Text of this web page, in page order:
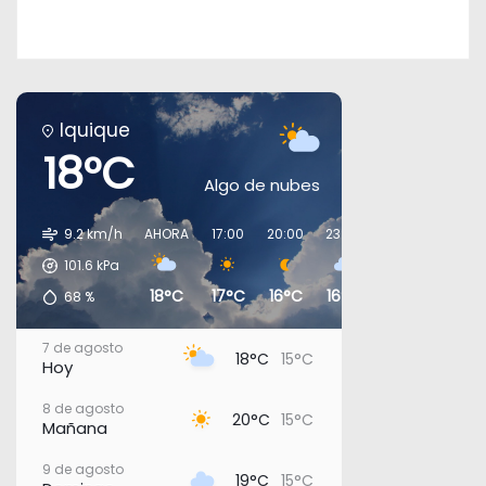
Iquique
18°C Algo de nubes
9.2 km/h
101.6 kPa
68 %
AHORA
18°C
17:00
17°C
20:00
16°C
23:00
16°C
7 de agosto
Hoy 18°C 15°C
8 de agosto
Mañana 20°C 15°C
9 de agosto 19°C 15°C